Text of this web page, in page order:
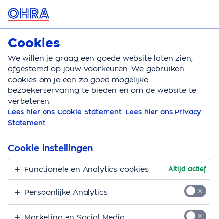
MENU
Autoverzekering
Autoverzekering Berekenen
Autoverzekering berekenen
Bekijk hier deactievoorwaarden
Cookies
We willen je graag een goede website laten zien,
afgestemd op jouw voorkeuren. We gebruiken
cookies om je een zo goed mogelijke
bezoekerservaring te bieden en om de website te
verbeteren.
Lees hier ons Cookie Statement Lees hier ons Privacy
Statement
Cookie instellingen
Functionele en Analytics cookies Altijd actief
Persoonlijke Analytics
Marketing en Social Media